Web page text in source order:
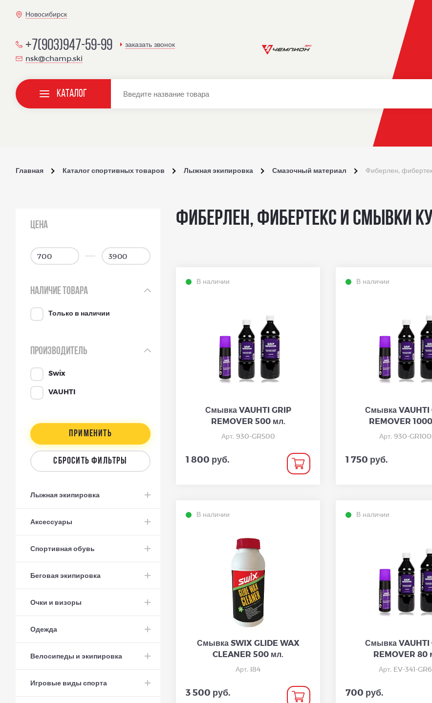
Новосибирск
+7(903)947-59-99 заказать звонок
nsk@champ.ski
Каталог
Главная Каталог спортивных товаров Лыжная экипировка Смазочный материал Фиберлен,
Лыжная экипировка
Аксессуары
Спортивная обувь
Беговая экипировка
Очки и визоры
Одежда
Велосипеды и экипировка
Игровые виды спорта
ЦЕНА
НАЛИЧИЕ ТОВАРА
Только в наличии
ПРОИЗВОДИТЕЛЬ
Swix
VAUHTI
ПРИМЕНИТЬ
СБРОСИТЬ ФИЛЬТРЫ
Фиберлен, фибертекс и смывки
В наличии
Смывка VAUHTI GRIP
REMOVER 500 мл.
Арт. 930-GR500
1 800 руб.
В наличии
Смывка VAUHTI
REMOVER
Арт. 930-
1 750 руб.
В наличии
Смывка SWIX GLIDE WAX
CLEANER 500 мл.
Арт. I84
3 500 руб.
В наличии
Смывка VAUHTI
REMOVER 80
Арт. EV-341-
700 руб.